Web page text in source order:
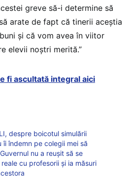
greve să-i determine să
arate de fapt că tinerii aceștia
și că vom avea în viitor
elevii noștri merită.”
fi ascultată integral aici
despre boicotul simulării
îi îndemn pe colegii mei să
nu a reușit să se
cu profesorii și ia măsuri